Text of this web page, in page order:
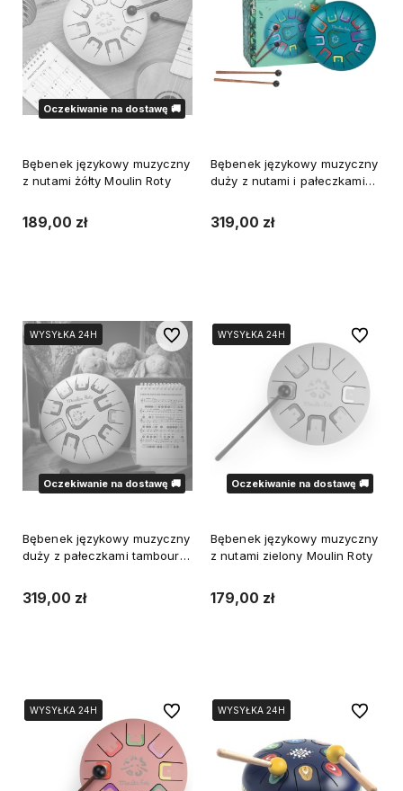
Oczekiwanie na dostawę 🚚
Bębenek językowy muzyczny
z nutami żółty Moulin Roty
189,00 zł
Bębenek językowy muzyczny
duży z nutami i pałeczkami
319,00 zł
Oczekiwanie na dostawę 🚚
WYSYŁKA 24H
WYSYŁKA 24H
Bębenek językowy muzyczny
duży z pałeczkami tambour
319,00 zł
Do ulubionych
Oczekiwanie na dostawę 🚚
WYSYŁKA 24H
WYSYŁKA 24H
WYSYŁKA 24H
Bębenek językowy muzyczny
z nutami zielony Moulin Roty
179,00 zł
Do
WYSYŁKA 24H
WYSYŁKA 24H Do ulubionychWYSYŁKA 24H
WYSYŁKA 24H Do